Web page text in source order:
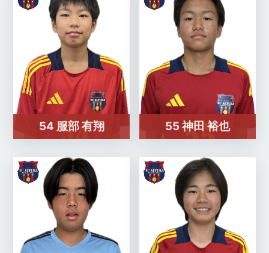
54 服部 有翔 55 神田 裕也